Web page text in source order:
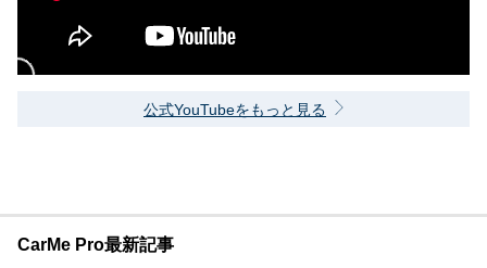
公式YouTubeをもっと見る
CarMe Pro最新記事